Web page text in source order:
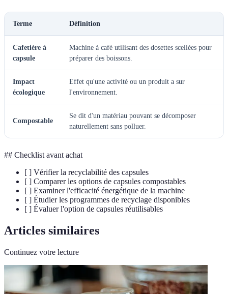
Terme Définition
Cafetière à
capsule
Machine à café utilisant des dosettes scellées pour
préparer des boissons.
Impact
écologique
Effet qu'une activité ou un produit a sur
l'environnement.
Compostable
Se dit d'un matériau pouvant se décomposer
naturellement sans polluer.
## Checklist avant achat
[ ] Vérifier la recyclabilité des capsules
[ ] Comparer les options de capsules compostables
[ ] Examiner l'efficacité énergétique de la machine
[ ] Étudier les programmes de recyclage disponibles
[ ] Évaluer l'option de capsules réutilisables
Articles similaires
Continuez votre lecture